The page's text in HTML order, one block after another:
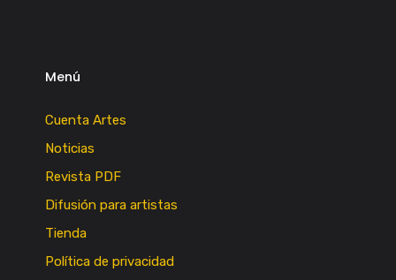
Menú
Cuenta Artes
Noticias
Revista PDF
Difusión para artistas
Tienda
Política de privacidad